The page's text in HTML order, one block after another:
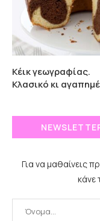
Κέικ γεωγραφίας.
Κλασικό κι
Για να μαθαίνεις
κάνε